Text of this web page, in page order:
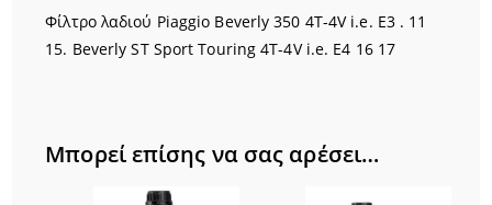
Φίλτρο λαδιού Piaggio Beverly 350 4T-4V i.e. E3 . 11
15. Beverly ST Sport Touring 4T-4V i.e. E4 16 17
Μπορεί επίσης να σας αρέσει…